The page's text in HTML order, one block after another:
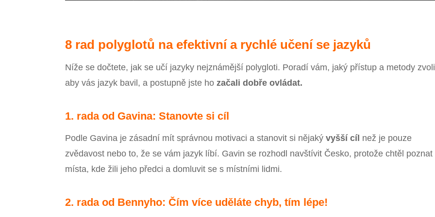
8 rad polyglotů na efektivní a rychlé učení se jazyků
Níže se dočtete, jak se učí jazyky nejznámější polygloti. Poradí vám, jaký přístup a metody
aby vás jazyk bavil, a postupně jste hozačali dobře ovládat.
1. rada od Gavina: Stanovte si cíl
Podle Gavina je zásadní mít správnou motivaci a stanovit si nějakývyšší cíl než je pouze
zvědavost nebo to, že se vám jazyk líbí. Gavin se rozhodl navštívit Česko, protože chtěl poznat
místa, kde žili jeho předci a domluvit se s místními lidmi.
2. rada od Bennyho: Čím více uděláte chyb, tím lépe!